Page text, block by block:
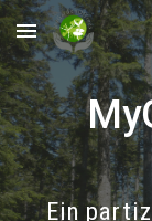
Skip to main
Ein